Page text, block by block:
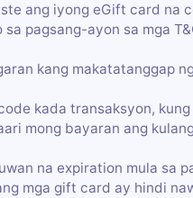
ang iyong eGift card na
pagsang-ayon sa mga
kang makatatanggap
kada transaksyon,
mong bayaran ang
na expiration mula sa
mga gift card ay hindi